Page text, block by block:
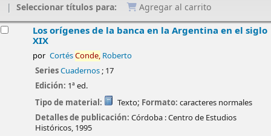
Seleccionar títulos para:
Agregar al carrito
Los orígenes de la banca en la Argentina en el siglo
XIX
por CortésConde,Roberto
SeriesCuadernos; 17
Edición: 1ª ed.
Tipo de material:
Texto; Formato: caracteres normales
Detalles de publicación:Córdoba :Centro de Estudios
Históricos, 1995